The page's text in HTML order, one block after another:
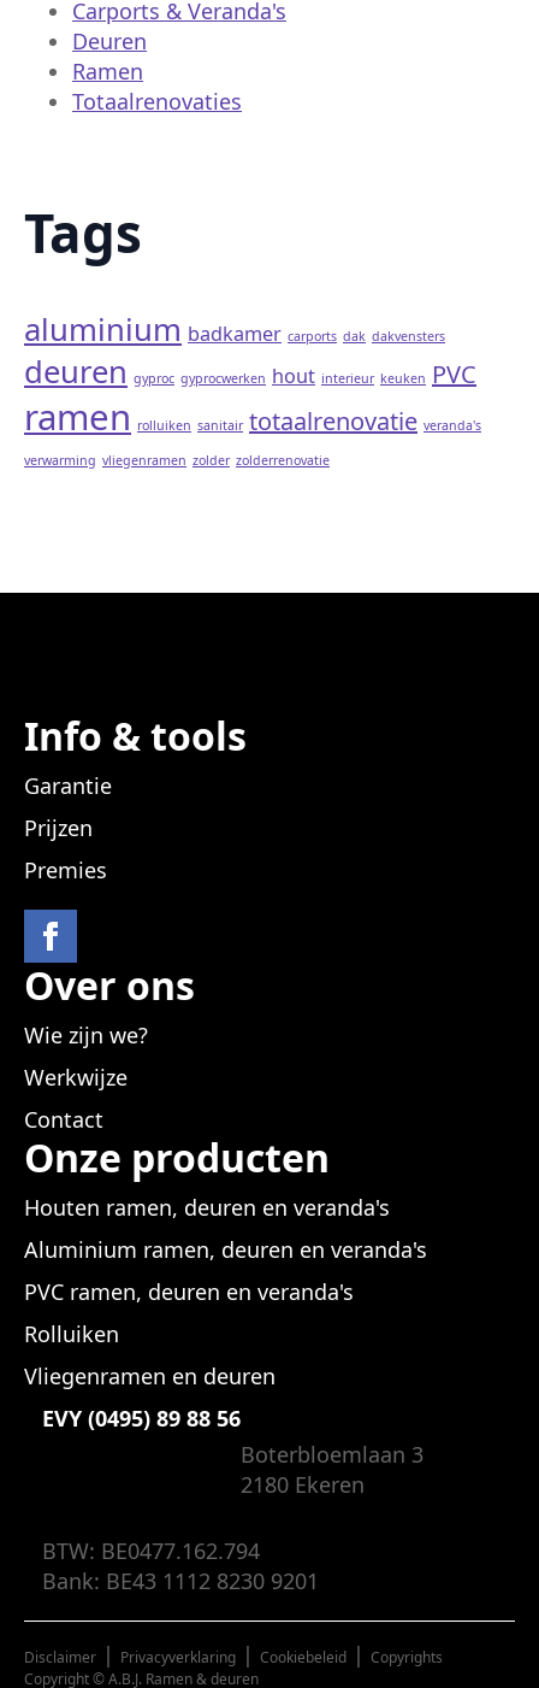
Carports & Veranda's
Deuren
Ramen
Totaalrenovaties
Tags
aluminium badkamer carports dak dakvensters
deuren gyproc gyprocwerken hout interieur keuken PVC
ramen rolluiken sanitair totaalrenovatie veranda's
verwarming vliegenramen zolder zolderrenovatie
Info & tools
Garantie
Prijzen
Premies
Over ons
Wie zijn we?
Werkwijze
Contact
Onze producten
Houten ramen, deuren en veranda's
Aluminium ramen, deuren en veranda's
PVC ramen, deuren en veranda's
Rolluiken
Vliegenramen en deuren
EVY (0495) 89 88 56
Boterbloemlaan 3
2180 Ekeren
BTW: BE0477.162.794
Bank: BE43 1112 8230 9201
Disclaimer | Privacyverklaring | Cookiebeleid | Copyrights
Copyright © A.B.J. Ramen & deuren